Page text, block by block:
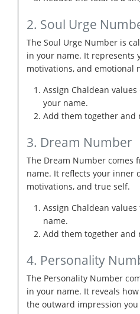
2. Soul Urge
The Soul Urge Number is
in your name. It represents
motivations, and emotional
Assign Chaldean
your name.
Add them together and
3. Dream Number
The Dream Number comes
name. It reflects your inner
motivations, and true self.
Assign Chaldean
name.
Add them together and
4. Personality
The Personality Number
in your name. It reveals
the outward impression you